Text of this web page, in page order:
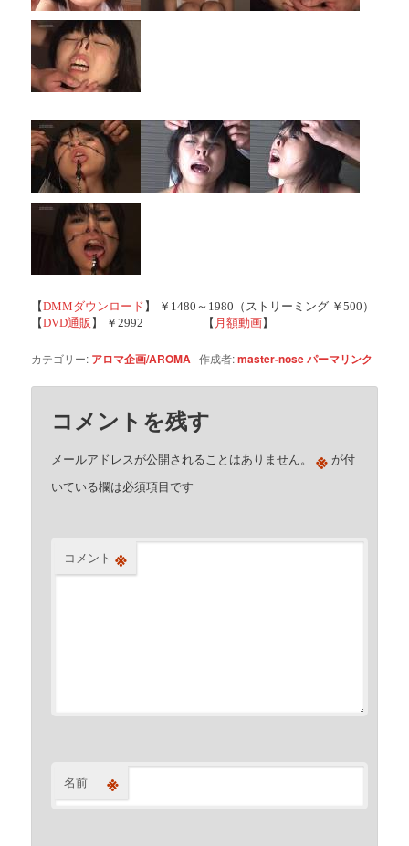
【DMMダウンロード 】 ￥1480～1980（ストリーミング ￥500）
【DVD通販 】 ￥2992 【 月額動画】
カテゴリー: アロマ企画/AROMA 作成者:master-noseパーマリンク
コメントを残す
メールアドレスが公開されることはありません。 ※ が付
いている欄は必須項目です
コメント ※
名前 ※